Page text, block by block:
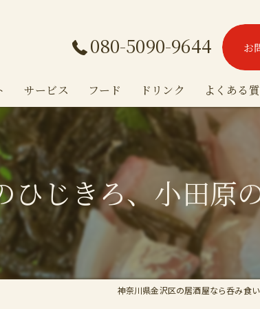
080-5090-9644 お
サービス フード ドリンク よくある
ひじきろ、小田原
神奈川県金沢区の居酒屋なら呑み食